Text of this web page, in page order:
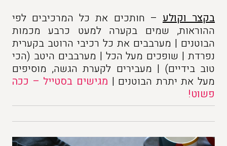
בקצר וקולע– חותכים את כל המרכיבים לפי
ההוראות, שמים בקערה למעט כרבע מכמות
הבוטנים | מערבבים את כל רכיבי הרוטב בקערית
נפרדת | שופכים מעל הכל | מערבבים היטב (הכי
טוב בידיים) | מעבירים לקערת הגשה, מוסיפים
מעל את יתרת הבוטנים | מגישים בסטייל – ככה
פשוט!